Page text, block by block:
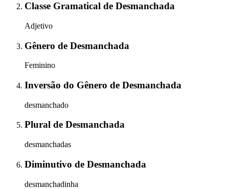
Classe Gramatical de Desmanchada
Adjetivo
Gênero de Desmanchada
Feminino
Inversão do Gênero de Desmanchada
desmanchado
Plural de Desmanchada
desmanchadas
Diminutivo de Desmanchada
desmanchadinha